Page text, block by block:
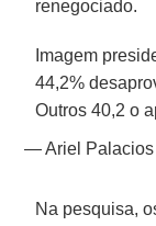
renegociado.
Imagem
44,2%
Outros 40,2 o
— Ariel Palacios
Na pesquisa,